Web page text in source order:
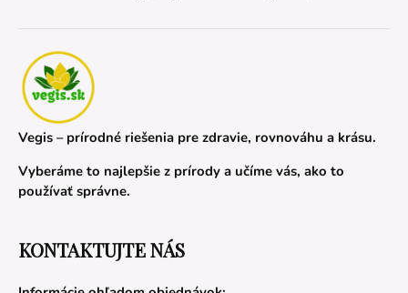
Vegis – prírodné riešenia pre zdravie, rovnováhu a krásu.
Vyberáme to najlepšie z prírody a učíme vás, ako to
používať správne.
KONTAKTUJTE NÁS